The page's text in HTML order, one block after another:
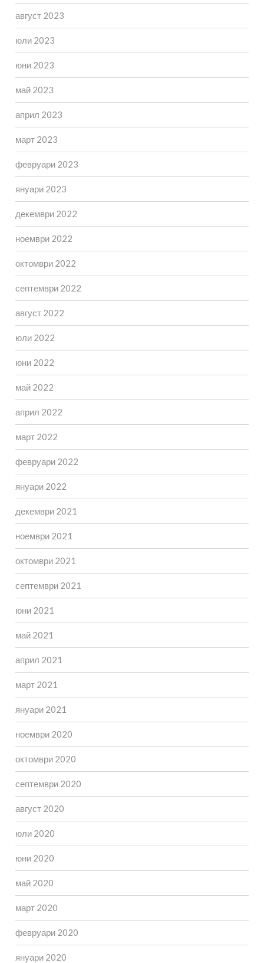
август 2023
юли 2023
юни 2023
май 2023
април 2023
март 2023
февруари 2023
януари 2023
декември 2022
ноември 2022
октомври 2022
септември 2022
август 2022
юли 2022
юни 2022
май 2022
април 2022
март 2022
февруари 2022
януари 2022
декември 2021
ноември 2021
октомври 2021
септември 2021
юни 2021
май 2021
април 2021
март 2021
януари 2021
ноември 2020
октомври 2020
септември 2020
август 2020
юли 2020
юни 2020
май 2020
март 2020
февруари 2020
януари 2020